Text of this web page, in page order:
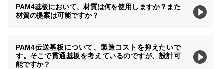
PAM4基板において、材質は何を使用しますか？また
材質の提案は可能ですか？
PAM4伝送基板について、製造コストを抑えたいで
す。そこで貫通基板を考えているのですが、設計可
能ですか？